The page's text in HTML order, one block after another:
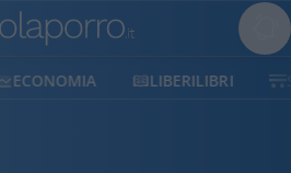
SHOP SOSTIENICI